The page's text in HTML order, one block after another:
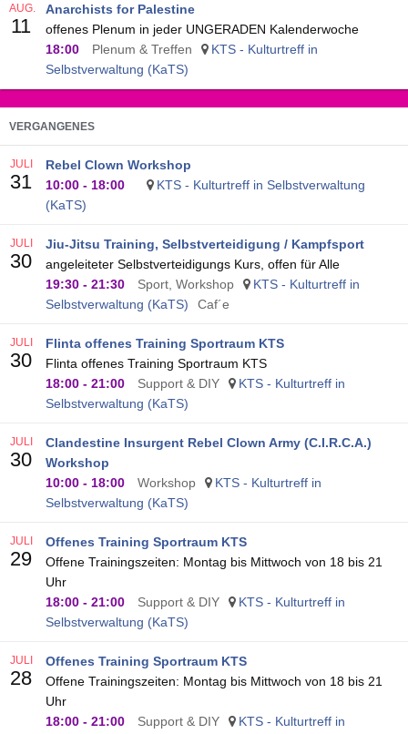
Anarchists for Palestine
offenes Plenum in jeder UNGERADEN Kalenderwoche
18:00
Plenum & Treffen
KTS - Kulturtreff in
Selbstverwaltung (KaTS)
AUG.
11
VERGANGENES
Rebel Clown Workshop
10:00 - 18:00
KTS - Kulturtreff in Selbstverwaltung
(KaTS)
JULI
31
Jiu-Jitsu Training, Selbstverteidigung / Kampfsport
angeleiteter Selbstverteidigungs Kurs, offen für Alle
19:30 - 21:30 Sport, Workshop
KTS - Kulturtreff in
Selbstverwaltung (KaTS)
Caf´e
JULI
30
Flinta offenes Training Sportraum KTS
Flinta offenes Training Sportraum KTS
18:00 - 21:00 Support & DIY
KTS - Kulturtreff in
Selbstverwaltung (KaTS)
JULI
30
Clandestine Insurgent Rebel Clown Army (C.I.R.C.A.)
Workshop
10:00 - 18:00 Workshop
KTS - Kulturtreff in
Selbstverwaltung (KaTS)
JULI
30
Offenes Training Sportraum KTS
Offene Trainingszeiten: Montag bis Mittwoch von 18 bis 21
Uhr
18:00 - 21:00 Support & DIY
KTS - Kulturtreff in
Selbstverwaltung (KaTS)
JULI
29
Offenes Training Sportraum KTS
Offene Trainingszeiten: Montag bis Mittwoch von 18 bis 21
Uhr
18:00 - 21:00 Support & DIY
KTS - Kulturtreff in
JULI
28